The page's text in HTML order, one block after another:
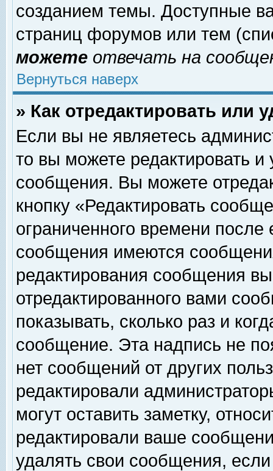
созданием темы. Доступные
страниц форумов или тем
можете отвечать на
Вернуться наверх
» Как отредактировать или
Если вы не являетесь
то вы можете редактировать и
сообщения. Вы можете
кнопку «Редактировать
ограниченного времени
сообщения имеются
редактирования сообщения
отредактированного вами
показывать, сколько раз и
сообщение. Эта надпись не
нет сообщений от других
редактировали
могут оставить заметку,
редактировали ваше
удалять свои сообщения,